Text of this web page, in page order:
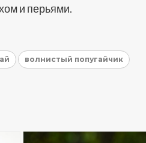
и перьями.
волнистый попугайчик